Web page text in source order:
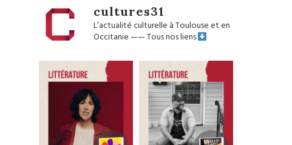
cultures31
L’actualité culturelle à Toulouse et en
Occitanie——Tous nos liens